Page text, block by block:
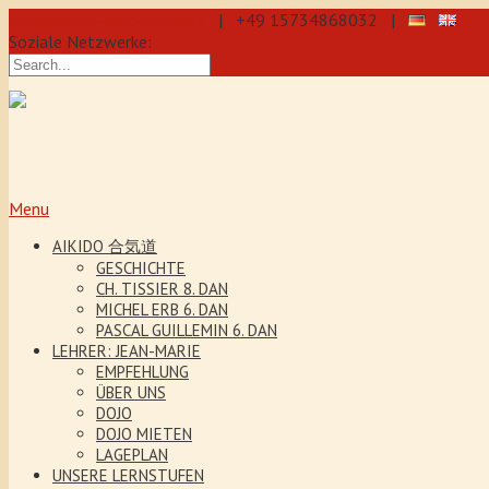
| +49 15734868032 |
Soziale Netzwerke:
Menu
AIKIDO 合気道
GESCHICHTE
CH. TISSIER 8. DAN
MICHEL ERB 6. DAN
PASCAL GUILLEMIN 6. DAN
LEHRER: JEAN-MARIE
EMPFEHLUNG
ÜBER UNS
DOJO
DOJO MIETEN
LAGEPLAN
UNSERE LERNSTUFEN